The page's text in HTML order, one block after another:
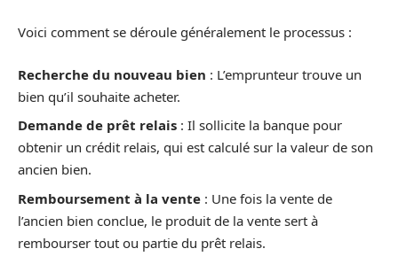
Voici comment se déroule généralement le processus :
Recherche du nouveau bien : L’emprunteur trouve un
bien qu’il souhaite acheter.
Demande de prêt relais : Il sollicite la banque pour
obtenir un crédit relais, qui est calculé sur la valeur de son
ancien bien.
Remboursement à la vente : Une fois la vente de
l’ancien bien conclue, le produit de la vente sert à
rembourser tout ou partie du prêt relais.